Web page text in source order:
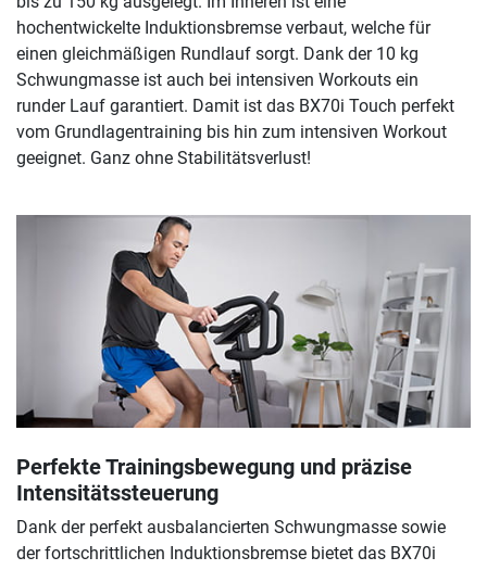
hochentwickelte Induktionsbremse verbaut, welche für
einen gleichmäßigen Rundlauf sorgt. Dank der 10 kg
Schwungmasse ist auch bei intensiven Workouts ein
runder Lauf garantiert. Damit ist das BX70i Touch perfekt
vom Grundlagentraining bis hin zum intensiven Workout
geeignet. Ganz ohne Stabilitätsverlust!
Perfekte Trainingsbewegung und präzise
Intensitätssteuerung
Dank der perfekt ausbalancierten Schwungmasse sowie
der fortschrittlichen Induktionsbremse bietet das BX70i